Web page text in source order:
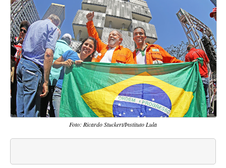
Foto: Ricardo Stuckert/Instituto Lula